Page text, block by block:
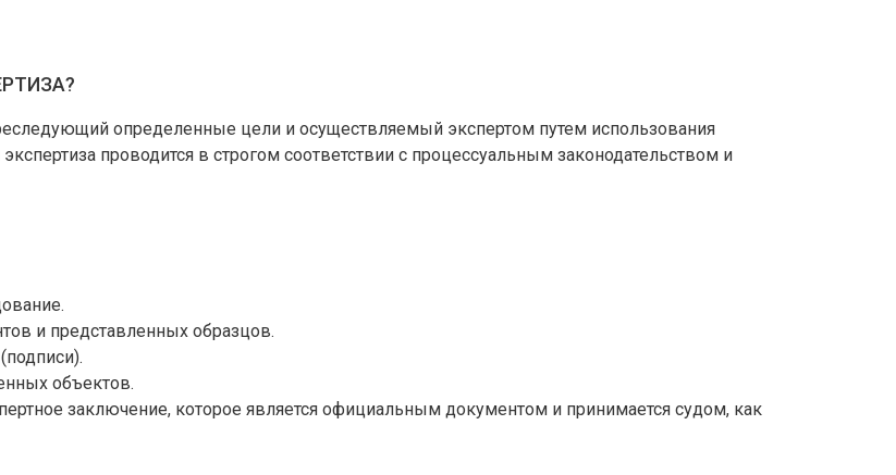
определенные цели и осуществляемый экспертом путем использования
проводится в строгом соответствии с процессуальным законодательством и
и представленных образцов.
объектов.
заключение, которое является официальным документом и принимается судом, как